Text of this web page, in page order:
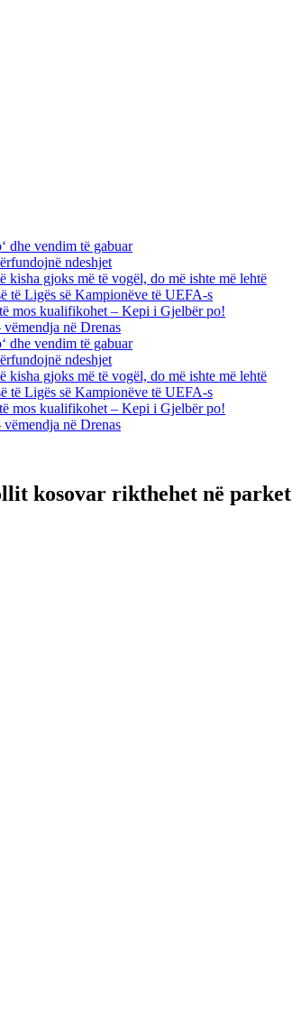
dhe vendim të gabuar
ndeshjet
kisha gjoks më të vogël, do më ishte më lehtë
të Ligës së Kampionëve të UEFA-s
mos kualifikohet – Kepi i Gjelbër po!
në Drenas
dhe vendim të gabuar
ndeshjet
kisha gjoks më të vogël, do më ishte më lehtë
të Ligës së Kampionëve të UEFA-s
mos kualifikohet – Kepi i Gjelbër po!
në Drenas
kosovar rikthehet në parket